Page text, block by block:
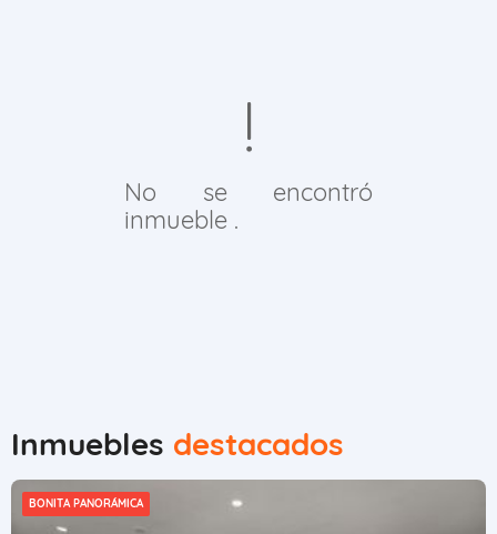
No se encontró
inmueble .
Inmuebles destacados
BONITA PANORÁMICA